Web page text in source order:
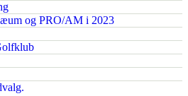
og PRO/AM i 2023